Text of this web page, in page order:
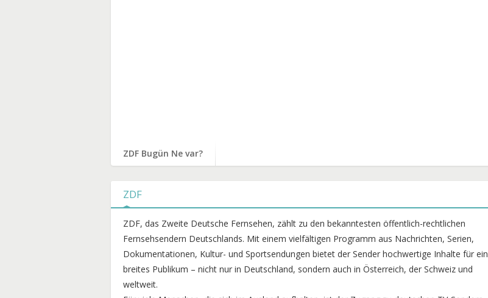
ZDF Bugün Ne var?
ZDF
ZDF, das Zweite Deutsche Fernsehen, zählt zu den bekanntesten öffentlich-rechtlichen
Fernsehsendern Deutschlands. Mit einem vielfältigen Programm aus Nachrichten, Serien,
Dokumentationen, Kultur- und Sportsendungen bietet der Sender hochwertige Inhalte für ein
breites Publikum – nicht nur in Deutschland, sondern auch in Österreich, der Schweiz und
weltweit.